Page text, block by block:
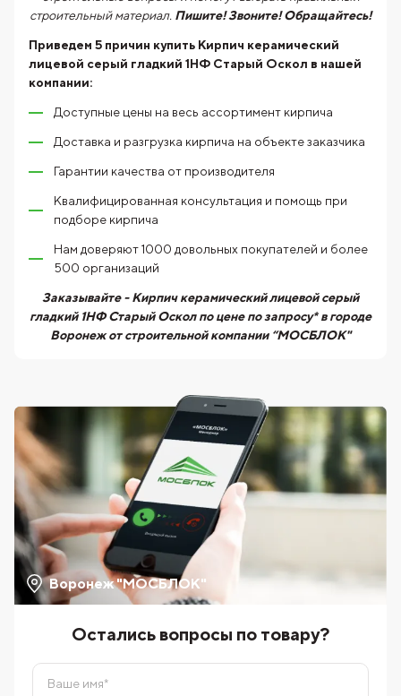
строительный материал. Пишите! Звоните! Обращайтесь!
Приведем 5 причин купить Кирпич керамический
лицевой серый гладкий 1НФ Старый Оскол в нашей
компании:
Доступные цены на весь ассортимент кирпича
Доставка и разгрузка кирпича на объекте заказчика
Гарантии качества от производителя
Квалифицированная консультация и помощь при
подборе кирпича
Нам доверяют 1000 довольных покупателей и более
500 организаций
Заказывайте - Кирпич керамический лицевой серый
гладкий 1НФ Старый Оскол по цене по запросу* в городе
Воронеж от строительной компании “МОСБЛОК"
Воронеж "МОСБЛОК"
Остались вопросы по товару?